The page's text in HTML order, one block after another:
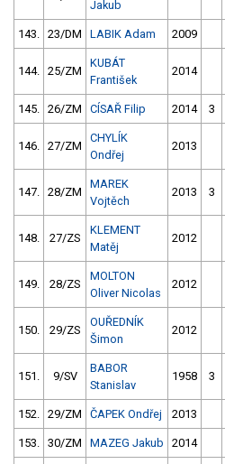
Jakub
143. 23/DM LABIK Adam 2009
144. 25/ZM
KUBÁT
František
2014
145. 26/ZM CÍSAŘ Filip 2014 3
146. 27/ZM
CHYLÍK
Ondřej
2013
147. 28/ZM
MAREK
Vojtěch
2013 3
148. 27/ZS
KLEMENT
Matěj
2012
149. 28/ZS
MOLTON
Oliver Nicolas
2012
150. 29/ZS
OUŘEDNÍK
Šimon
2012
151. 9/SV
BABOR
Stanislav
1958 3
152. 29/ZM ČAPEK Ondřej 2013
153. 30/ZM MAZEG Jakub 2014